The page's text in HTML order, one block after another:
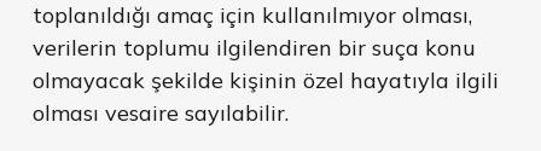
toplanıldığı amaç için kullanılmıyor olması,
verilerin toplumu ilgilendiren bir suça konu
olmayacak şekilde kişinin özel hayatıyla ilgili
olması vesaire sayılabilir.